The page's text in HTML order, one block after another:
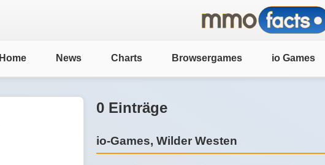
Home News Charts Browsergames io Games
0 Einträge
io-Games, Wilder Westen